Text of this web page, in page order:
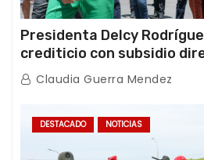
Presidenta Delcy
crediticio con subsidio
con Juntas de Condominio
Claudia Guerra Mendez
DESTACADO NOTICIAS